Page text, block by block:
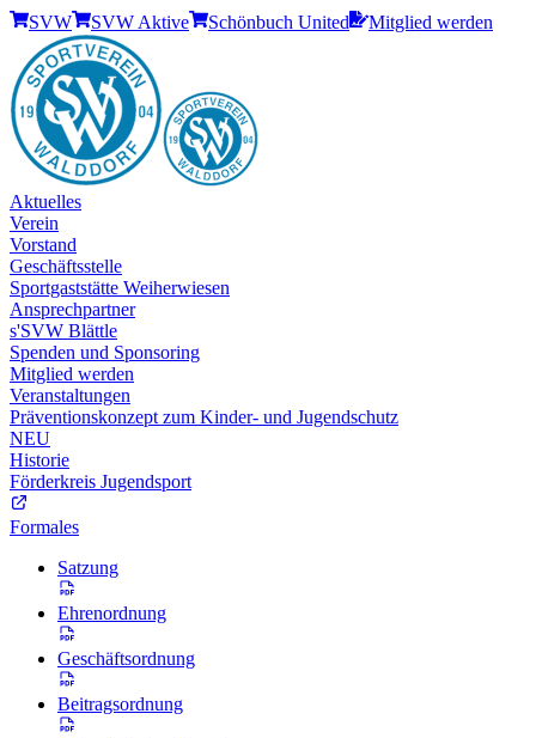
SVW SVW Aktive Schönbuch United Mitglied werden
Aktuelles
Verein
Vorstand
Geschäftsstelle
Sportgaststätte Weiherwiesen
Ansprechpartner
s'SVW Blättle
Spenden und Sponsoring
Mitglied werden
Veranstaltungen
Präventionskonzept zum Kinder- und Jugendschutz
NEU
Historie
Förderkreis Jugendsport
Formales
Satzung
Ehrenordnung
Geschäftsordnung
Beitragsordnung